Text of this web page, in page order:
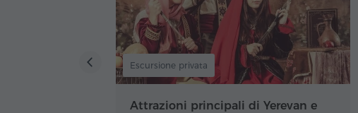
Escursione privata
Attrazioni principali di Yerevan e